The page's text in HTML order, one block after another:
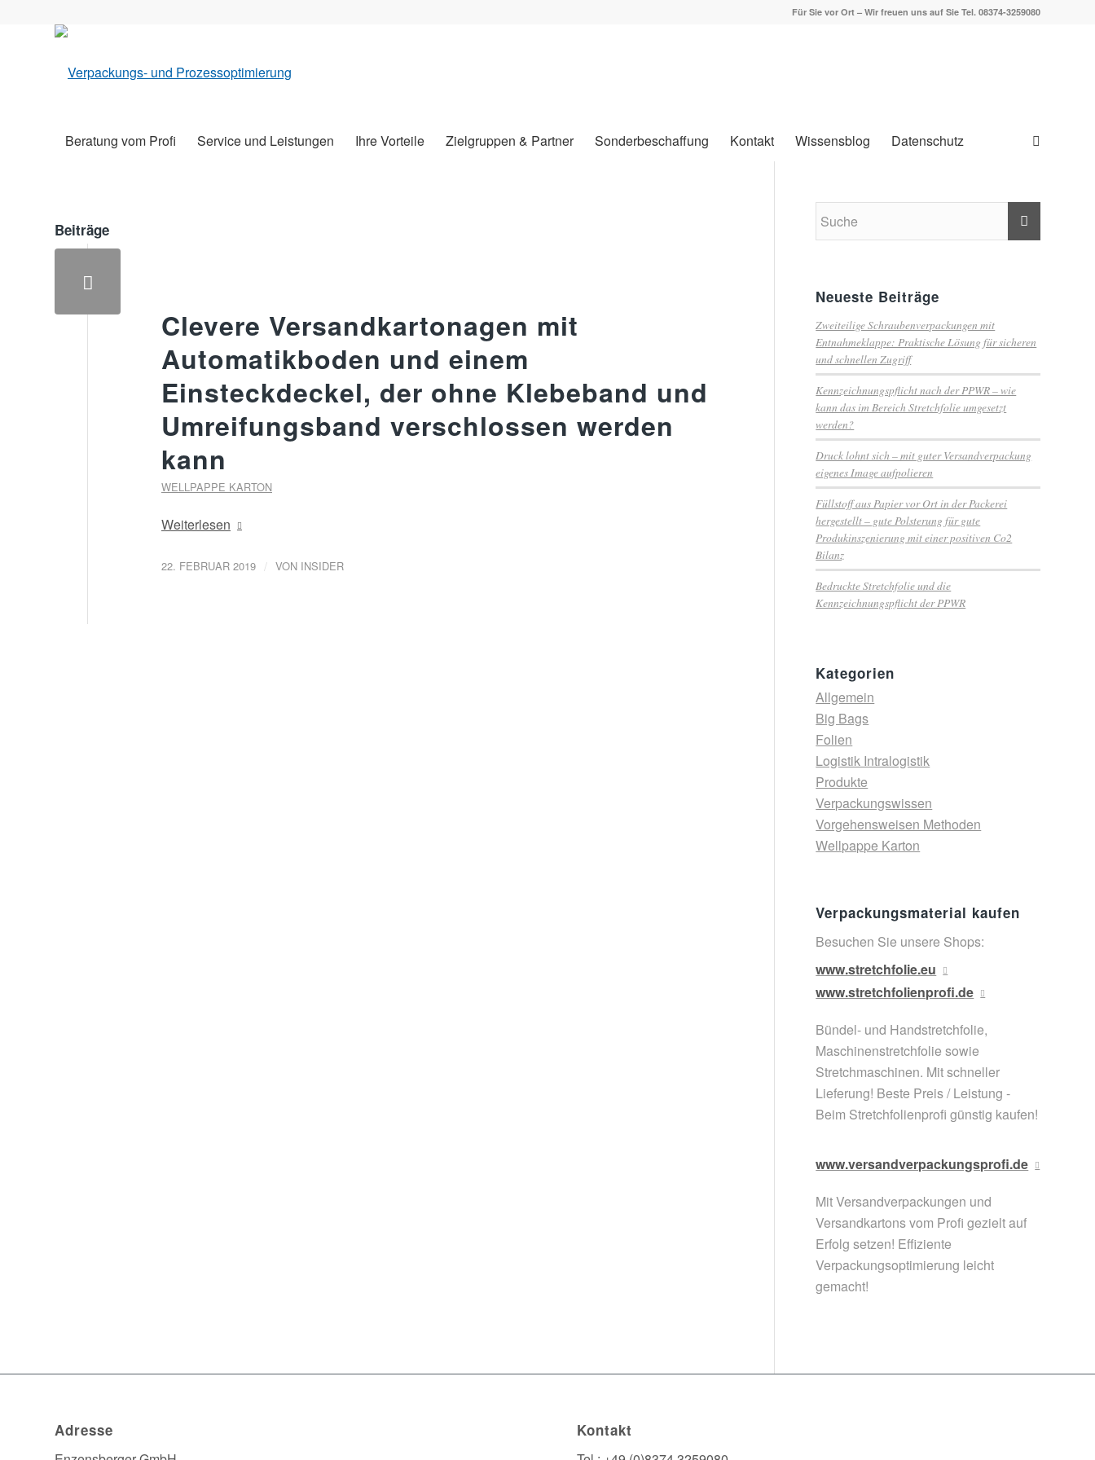
Für Sie vor Ort – Wir freuen uns auf Sie Tel. 08374-3259080
Beratung vom Profi Service und Leistungen Ihre Vorteile Zielgruppen & Partner Sonderbeschaffung Kontakt Wissensblog Datenschutz
Beiträge
Clevere Versandkartonagen mit
Automatikboden und einem
Einsteckdeckel, der ohne Klebeband und
Umreifungsband verschlossen werden
kann
WELLPAPPE KARTON
Weiterlesen
22. FEBRUAR 2019 / VON INSIDER
Neueste Beiträge
Zweiteilige Schraubenverpackungen mit
Entnahmeklappe: Praktische Lösung für sicheren
und schnellen Zugriff
Kennzeichnungspflicht nach der PPWR – wie
kann das im Bereich Stretchfolie umgesetzt
werden?
Druck lohnt sich – mit guter Versandverpackung
eigenes Image aufpolieren
Füllstoff aus Papier vor Ort in der Packerei
hergestellt – gute Polsterung für gute
Produkinszenierung mit einer positiven Co2
Bilanz
Bedruckte Stretchfolie und die
Kennzeichnungspflicht der PPWR
Kategorien
Allgemein
Big Bags
Folien
Logistik Intralogistik
Produkte
Verpackungswissen
Vorgehensweisen Methoden
Wellpappe Karton
Verpackungsmaterial kaufen
Besuchen Sie unsere Shops:
www.stretchfolie.eu
www.stretchfolienprofi.de
Bündel- und Handstretchfolie,
Maschinenstretchfolie sowie
Stretchmaschinen. Mit schneller
Lieferung! Beste Preis / Leistung -
Beim Stretchfolienprofi günstig kaufen!
www.versandverpackungsprofi.de
Mit Versandverpackungen und
Versandkartons vom Profi gezielt auf
Erfolg setzen! Effiziente
Verpackungsoptimierung leicht
gemacht!
Adresse Kontakt